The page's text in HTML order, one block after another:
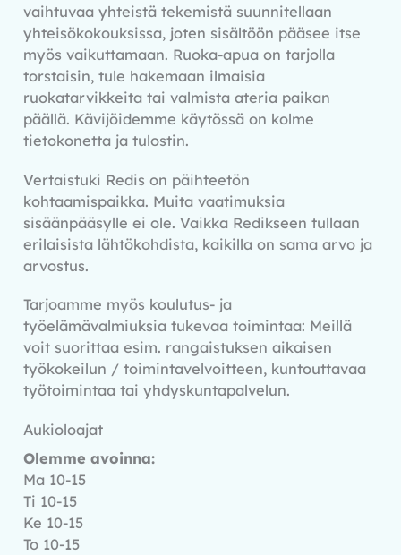
vaihtuvaa yhteistä tekemistä suunnitellaan
yhteisökokouksissa, joten sisältöön pääsee itse
myös vaikuttamaan. Ruoka-apua on tarjolla
torstaisin, tule hakemaan ilmaisia
ruokatarvikkeita tai valmista ateria paikan
päällä. Kävijöidemme käytössä on kolme
tietokonetta ja tulostin.
Vertaistuki Redis on päihteetön
kohtaamispaikka. Muita vaatimuksia
sisäänpääsylle ei ole. Vaikka Redikseen tullaan
erilaisista lähtökohdista, kaikilla on sama arvo ja
arvostus.
Tarjoamme myös koulutus- ja
työelämävalmiuksia tukevaa toimintaa: Meillä
voit suorittaa esim. rangaistuksen aikaisen
työkokeilun / toimintavelvoitteen, kuntouttavaa
työtoimintaa tai yhdyskuntapalvelun.
Aukioloajat
Olemme avoinna:
Ma 10-15
Ti 10-15
Ke 10-15
To 10-15